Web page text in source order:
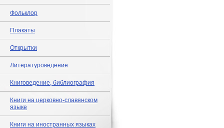
Фольклор
Плакаты
Открытки
Литературоведение
Книговедение, библиография
Книги на церковно-славянском
языке
Книги на иностранных языках